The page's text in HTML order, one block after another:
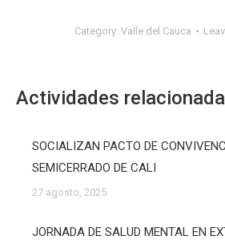
Category: Valle del Cauca
Actividades
SOCIALIZAN PACTO DE
SEMICERRADO DE CALI
27 agosto, 2025
JORNADA DE SALUD MENTAL EN